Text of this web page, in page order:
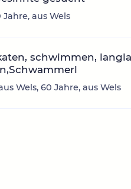
Jahre, aus Wels
schwimmen,
Wels, 60 Jahre, aus Wels